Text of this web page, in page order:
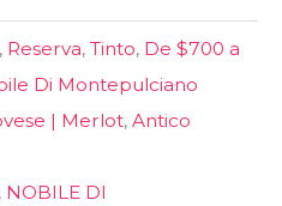
, Reserva, Tinto, De $700 a
Di Montepulciano
| Merlot, Antico
, NOBILE DI